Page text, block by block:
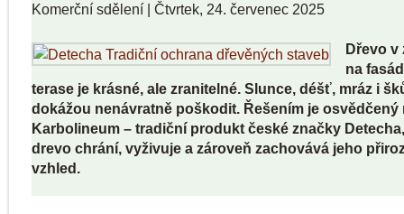
Komerční sdělení| Čtvrtek, 24. červenec 2025
Dřevo v
na
terase je krásné, ale zranitelné. Slunce, déšť, mráz i
dokážou nenávratně poškodit. Řešením je osvědčený
Karbolineum – tradiční produkt české značky
drevo chrání, vyživuje a zároveň zachovává jeho
vzhled.